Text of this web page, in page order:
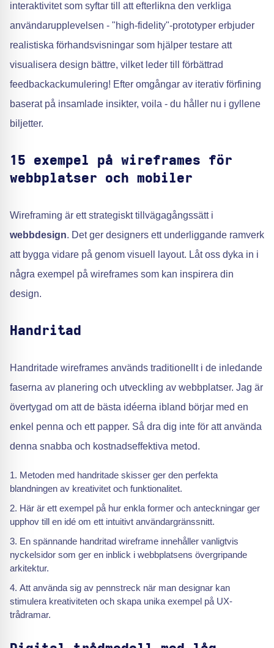
interaktivitet som syftar till att efterlikna den verkliga
användarupplevelsen - "high-fidelity"-prototyper erbjuder
realistiska förhandsvisningar som hjälper testare att
visualisera design bättre, vilket leder till förbättrad
feedbackackumulering! Efter omgångar av iterativ förfining
baserat på insamlade insikter, voila - du håller nu i gyllene
biljetter.
15 exempel på wireframes för
webbplatser och mobiler
Wireframing är ett strategiskt tillvägagångssätt i
webbdesign. Det ger designers ett underliggande ramverk
att bygga vidare på genom visuell layout. Låt oss dyka in i
några exempel på wireframes som kan inspirera din
design.
Handritad
Handritade wireframes används traditionellt i de inledande
faserna av planering och utveckling av webbplatser. Jag är
övertygad om att de bästa idéerna ibland börjar med en
enkel penna och ett papper. Så dra dig inte för att använda
denna snabba och kostnadseffektiva metod.
Metoden med handritade skisser ger den perfekta
blandningen av kreativitet och funktionalitet.
Här är ett exempel på hur enkla former och anteckningar ger
upphov till en idé om ett intuitivt användargränssnitt.
En spännande handritad wireframe innehåller vanligtvis
nyckelsidor som ger en inblick i webbplatsens övergripande
arkitektur.
Att använda sig av pennstreck när man designar kan
stimulera kreativiteten och skapa unika exempel på UX-
trådramar.